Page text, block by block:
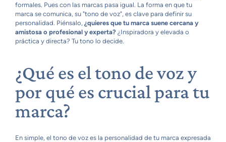
formales. Pues con las marcas pasa igual. La forma en que tu
marca se comunica, su "tono de voz", es clave para definir su
personalidad. Piénsalo, ¿quieres que tu marca suene cercana y
amistosa o profesional y experta? ¿Inspiradora y elevada o
práctica y directa? Tu tono lo decide.
¿Qué es el tono de voz y
por qué es crucial para tu
marca?
En simple, el tono de voz es la personalidad de tu marca expresada